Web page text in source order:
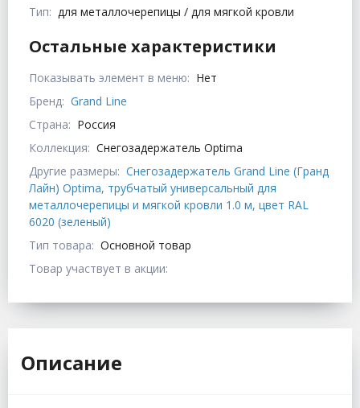
Тип: для металлочерепицы / для мягкой кровли
Остальные характеристики
Показывать элемент в меню: Нет
Бренд: Grand Line
Страна: Россия
Коллекция: Снегозадержатель Optima
Другие размеры: Снегозадержатель Grand Line (Гранд
Лайн) Optima, трубчатый универсальный для
металлочерепицы и мягкой кровли 1.0 м, цвет RAL
6020 (зеленый)
Тип товара: Основной товар
Товар участвует в акции:
Описание